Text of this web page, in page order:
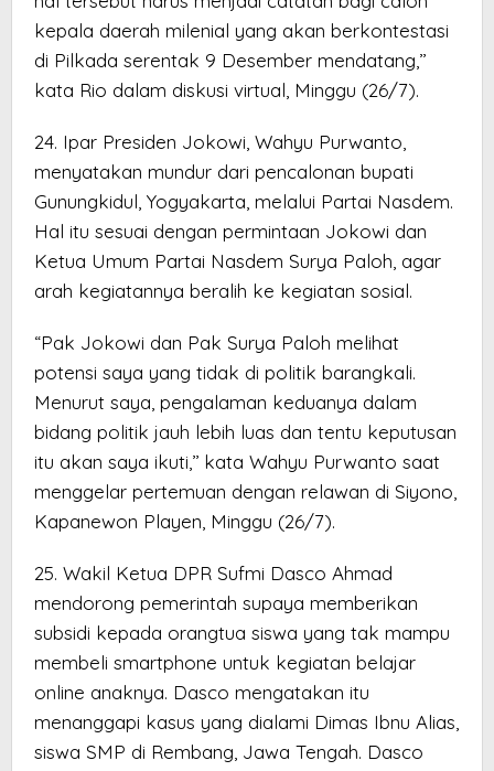
kepala daerah milenial yang akan berkontestasi
di Pilkada serentak 9 Desember mendatang,’’
kata Rio dalam diskusi virtual, Minggu (26/7).
24. Ipar Presiden Jokowi, Wahyu Purwanto,
menyatakan mundur dari pencalonan bupati
Gunungkidul, Yogyakarta, melalui Partai Nasdem.
Hal itu sesuai dengan permintaan Jokowi dan
Ketua Umum Partai Nasdem Surya Paloh, agar
arah kegiatannya beralih ke kegiatan sosial.
“Pak Jokowi dan Pak Surya Paloh melihat
potensi saya yang tidak di politik barangkali.
Menurut saya, pengalaman keduanya dalam
bidang politik jauh lebih luas dan tentu keputusan
itu akan saya ikuti,’’ kata Wahyu Purwanto saat
menggelar pertemuan dengan relawan di Siyono,
Kapanewon Playen, Minggu (26/7).
25. Wakil Ketua DPR Sufmi Dasco Ahmad
mendorong pemerintah supaya memberikan
subsidi kepada orangtua siswa yang tak mampu
membeli smartphone untuk kegiatan belajar
online anaknya. Dasco mengatakan itu
menanggapi kasus yang dialami Dimas Ibnu Alias,
siswa SMP di Rembang, Jawa Tengah. Dasco